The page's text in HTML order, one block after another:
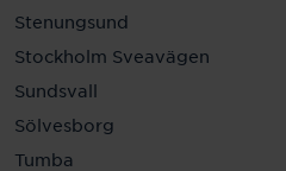
Stenungsund
Stockholm Sveavägen
Sundsvall
Sölvesborg
Tumba